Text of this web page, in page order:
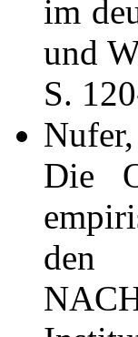
im
und
S.
Die
den